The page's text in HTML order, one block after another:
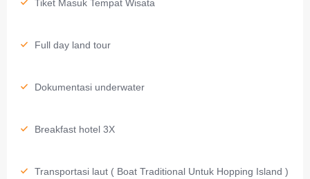
Tiket Masuk Tempat Wisata
Full day land tour
Dokumentasi underwater
Breakfast hotel 3X
Transportasi laut ( Boat Traditional Untuk Hopping Island )